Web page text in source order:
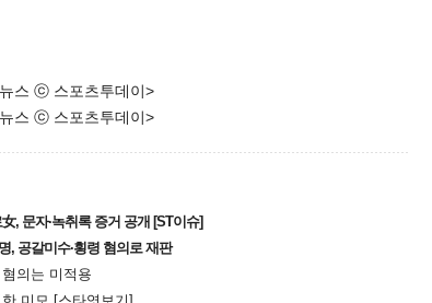
스 ⓒ 스포츠투데이>
스 ⓒ 스포츠투데이>
, 문자·녹취록 증거 공개 [ST이슈]
, 공갈미수·횡령 혐의로 재판
의는 미적용